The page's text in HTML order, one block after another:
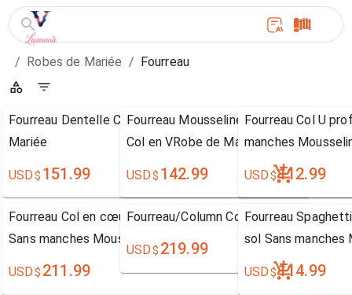
/ Robes de Mariée / Fourreau
Fourreau Dentelle Court/Mini Col carré Robe de
Mariée
USD$ 151.99
Fourreau Mousseline
Col en VRobe de Mariage
USD$ 142.99
Fourreau Col U
manches
USD$112.99
Fourreau Col en cœur Longueur ras du sol Brosse
Sans manches Mousseline polyester
USD$ 211.99
Fourreau/Column Col montant Manche
USD$ 219.99
Fourreau
sol Sans
Mariée
USD$114.99